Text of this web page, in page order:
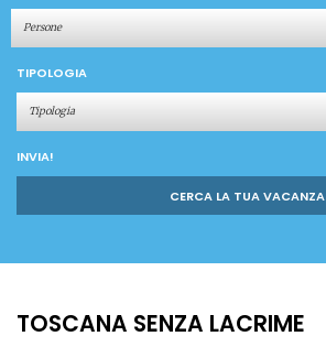
Persone
TIPOLOGIA
Tipologia
INVIA!
CERCA LA TUA VACANZA
TOSCANA SENZA LACRIME